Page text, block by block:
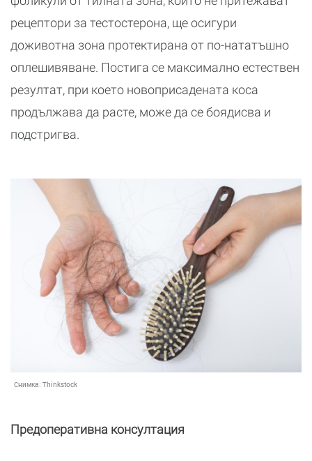
рецептори за тестостерона, ще осигури
доживотна зона протектирана от по-нататъшно
оплешивяване. Постига се максимално естествен
резултат, при което новоприсадената коса
продължава да расте, може да се боядисва и
подстригва.
Снимка: Thinkstock
Предоперативна консултация